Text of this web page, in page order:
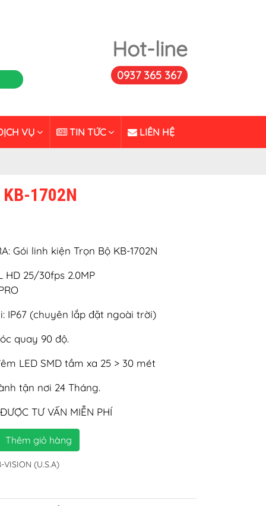
Hot-line
0937 365 367
VỤ TIN TỨC LIÊN HỆ
KB-1702N
Gói linh kiện Trọn Bộ KB-1702N
HD 25/30fps 2.0MP
IP67 (chuyên lắp đặt ngoài trời)
quay 90 độ.
LED SMD tầm xa 25 > 30 mét
tận nơi 24 Tháng.
TƯ VẤN MIỄN PHÍ
Thêm giỏ hàng
(U.S.A)